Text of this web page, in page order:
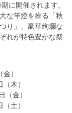
に開催されます。
な竿燈を操る「秋
り」、豪華絢爛な
れが特色豊かな祭
）
木）
（金）
土）